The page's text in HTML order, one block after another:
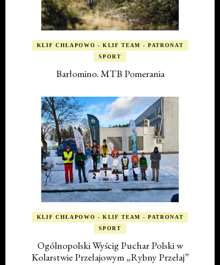
KLIF CHŁAPOWO - KLIF TEAM - PATRONAT
SPORT
Barłomino. MTB Pomerania
KLIF CHŁAPOWO - KLIF TEAM - PATRONAT
SPORT
Ogólnopolski Wyścig Puchar Polski w
Kolarstwie Przełajowym „Rybny Przełaj”